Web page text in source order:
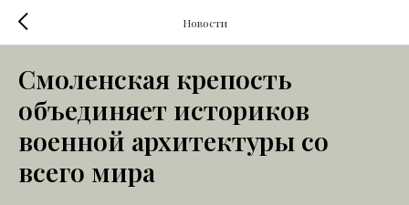
Новости
Смоленская крепость
объединяет историков
военной архитектуры со
всего мира